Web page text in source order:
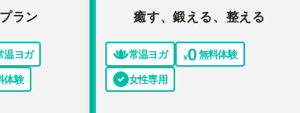
ラン
温ヨガ
体験
癒す、鍛える、整える
常温ヨガ
無料体験
女性専用